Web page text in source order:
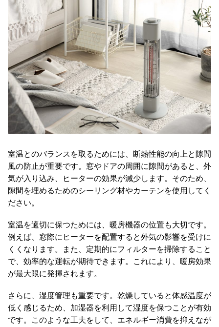
室温とのバランスを取るためには、断熱性能の向上と隙間
風の防止が重要です。窓やドアの周囲に隙間があると、外
気が入り込み、ヒーターの効果が減少します。そのため、
隙間を埋めるためのシーリング材やカーテンを使用してく
ださい。
室温を適切に保つためには、暖房機器の位置も大切です。
例えば、窓際にヒーターを配置すると外気の影響を受けに
くくなります。また、定期的にフィルターを掃除すること
で、効率的な運転が期待できます。これにより、暖房効果
が最大限に発揮されます。
さらに、湿度管理も重要です。乾燥していると体感温度が
低く感じるため、加湿器を利用して湿度を保つことが有効
です。このような工夫をして、エネルギー消費を抑えなが